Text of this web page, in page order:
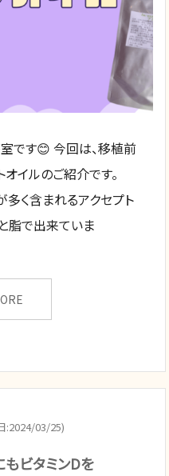
です😊 今回は、移植前
イルのご紹介です。
多く含まれるアクセプト
脂で出来ていま
:2024/03/25)
ビタミンDを